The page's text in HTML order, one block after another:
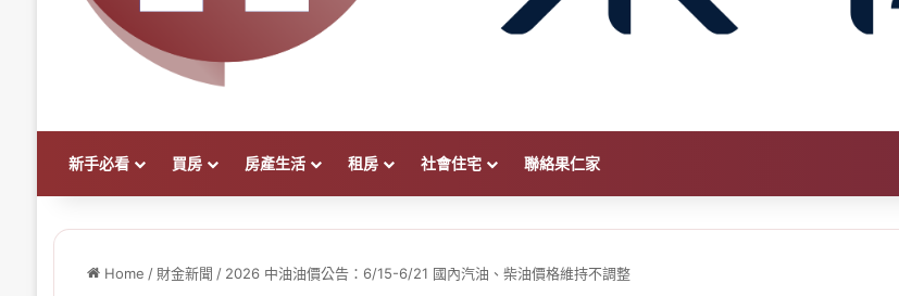
新手必看 買房 房產生活 租房 社會住宅 聯絡果仁家
Home / 財金新聞 / 2026 中油油價公告：6/15-6/21 國內汽油、柴油價格維持不調整